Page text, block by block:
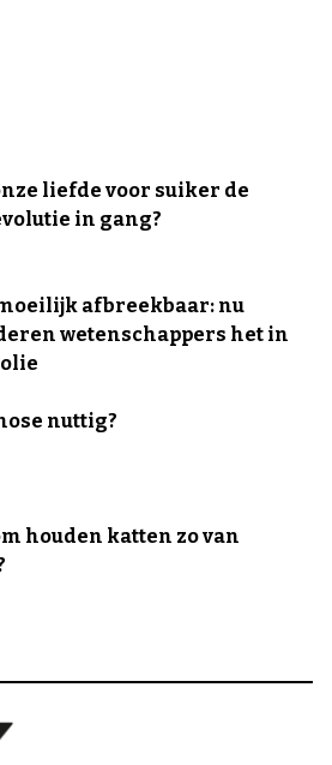
liefde voor suiker de
in gang?
afbreekbaar: nu
wetenschappers het in
nuttig?
houden katten zo van